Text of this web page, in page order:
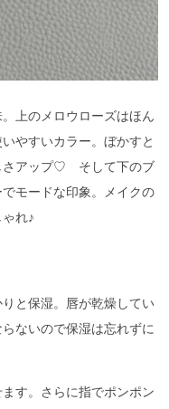
上のメロウローズはほん
やすいカラー。ぼかすと
さアップ♡ そして下のブ
モードな印象。メイクの
れ♪
と保湿。唇が乾燥してい
ないので保湿は忘れずに
す。さらに指でポンポン